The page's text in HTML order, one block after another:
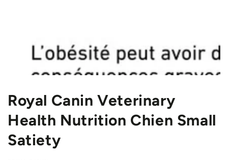
Royal Canin Veterinary
Health Nutrition Chien Small
Satiety